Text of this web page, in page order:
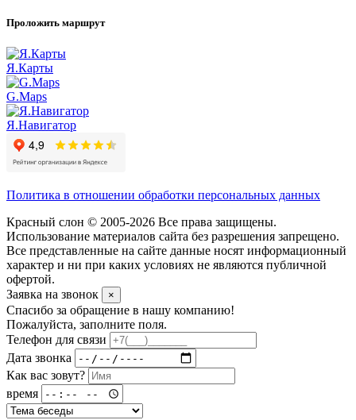
Проложить маршрут
Я.Карты
G.Maps
Я.Навигатор
Политика в отношении обработки персональных данных
Красный слон © 2005-2026 Все права защищены.
Использование материалов сайта без разрешения запрещено.
Все представленные на сайте данные носят информационный
характер и ни при каких условиях не являются публичной
офертой.
Заявка на звонок
×
Спасибо за обращение в нашу компанию!
Пожалуйста, заполните поля.
Телефон для связи
Дата звонка
Как вас зовут?
время